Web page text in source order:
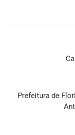
Prefeitura de